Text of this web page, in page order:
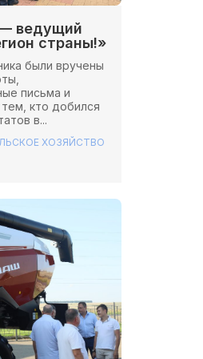
ведущий
страны!»
были вручены
письма и
кто добился
в...
ХОЗЯЙСТВО